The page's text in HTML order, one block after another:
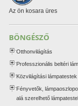
Az ön kosara üres
BÖNGÉSZŐ
Otthonvilágítás
Professzionális beltéri
Közvilágítási lámpatestek
Fényvetők,
alá szerelhető